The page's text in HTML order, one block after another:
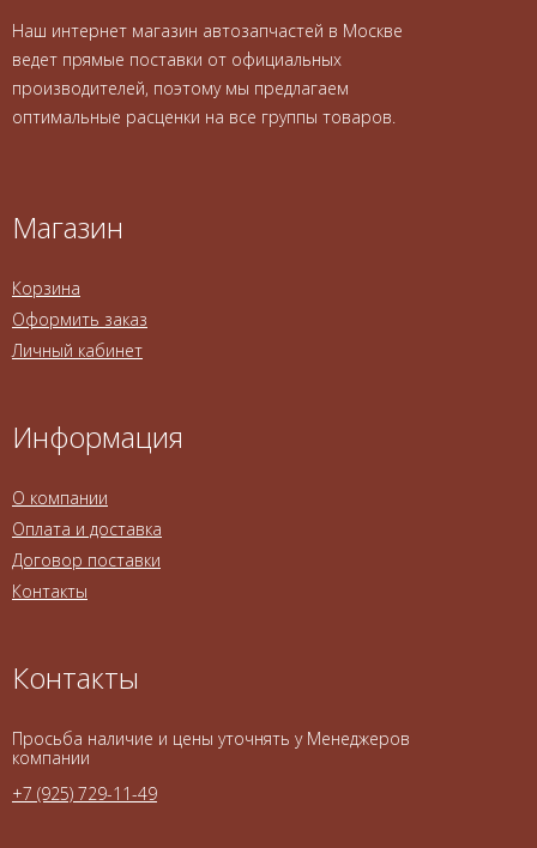
Наш интернет магазин автозапчастей в Москве
ведет прямые поставки от официальных
производителей, поэтому мы предлагаем
оптимальные расценки на все группы товаров.
Магазин
Корзина
Оформить заказ
Личный кабинет
Информация
О компании
Оплата и доставка
Договор поставки
Контакты
Контакты
Просьба наличие и цены уточнять у Менеджеров
компании
+7 (925) 729-11-49